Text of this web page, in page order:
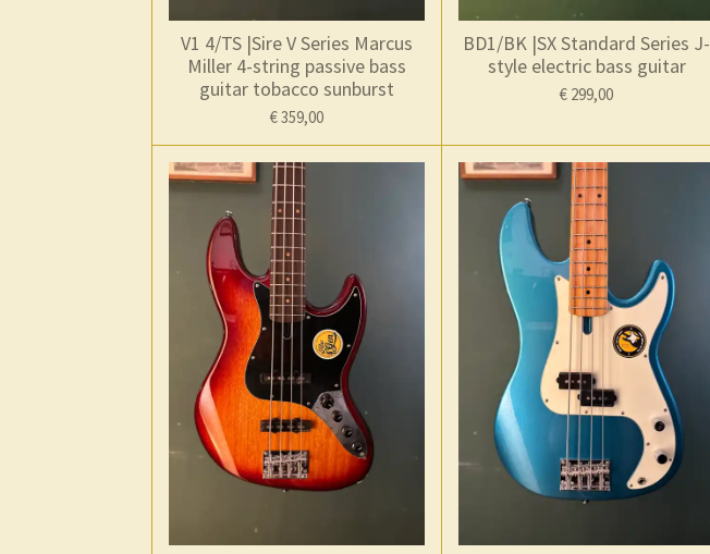
V1 4/TS |Sire V Series Marcus
Miller 4-string passive bass
guitar tobacco sunburst
€ 359,00
BD1/BK |SX Standard Series J-
style electric bass guitar
€ 299,00